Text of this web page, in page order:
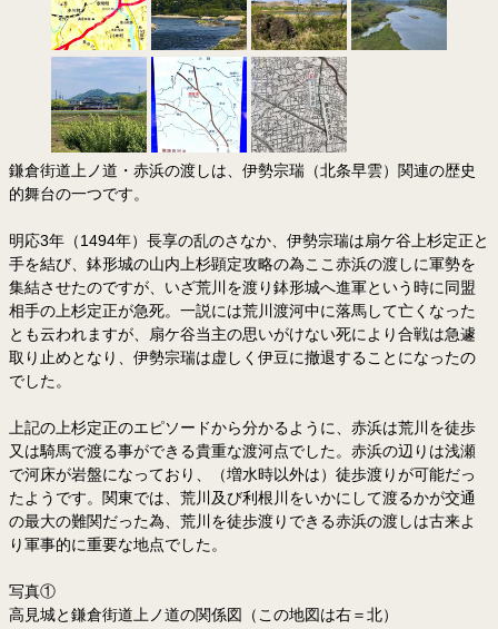
鎌倉街道上ノ道・赤浜の渡しは、伊勢宗瑞（北条早雲）関連の歴史
的舞台の一つです。
明応3年（1494年）長享の乱のさなか、伊勢宗瑞は扇ケ谷上杉定正と
手を結び、鉢形城の山内上杉顕定攻略の為ここ赤浜の渡しに軍勢を
集結させたのですが、いざ荒川を渡り鉢形城へ進軍という時に同盟
相手の上杉定正が急死。一説には荒川渡河中に落馬して亡くなった
とも云われますが、扇ケ谷当主の思いがけない死により合戦は急遽
取り止めとなり、伊勢宗瑞は虚しく伊豆に撤退することになったの
でした。
上記の上杉定正のエピソードから分かるように、赤浜は荒川を徒歩
又は騎馬で渡る事ができる貴重な渡河点でした。赤浜の辺りは浅瀬
で河床が岩盤になっており、（増水時以外は）徒歩渡りが可能だっ
たようです。関東では、荒川及び利根川をいかにして渡るかが交通
の最大の難関だった為、荒川を徒歩渡りできる赤浜の渡しは古来よ
り軍事的に重要な地点でした。
写真①
高見城と鎌倉街道上ノ道の関係図（この地図は右＝北）